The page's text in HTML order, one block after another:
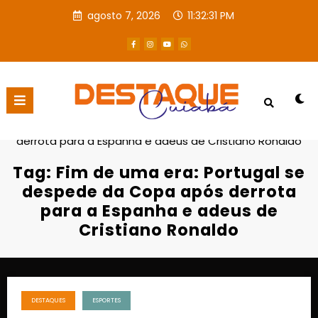
agosto 7, 2026 11:32:32 PM
Página inicial
derrota para a Espanha e adeus de Cristiano Ronaldo
Tag: Fim de uma era: Portugal se
despede da Copa após derrota
para a Espanha e adeus de
Cristiano Ronaldo
julho 7, 2026
DESTAQUES ESPORTES